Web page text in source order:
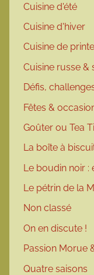
Cuisine d'été
Cuisine d'hiver
Cuisine de
Cuisine russe &
Défis,
Fêtes &
Goûter ou Tea
La boîte à
Le boudin noir :
Le pétrin de la
Non classé
On en discute !
Passion Morue
Quatre saisons